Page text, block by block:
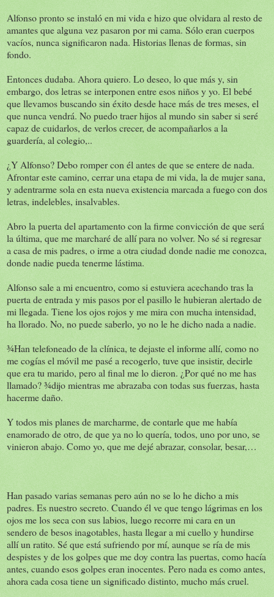
Alfonso pronto se instaló en mi vida e hizo que olvidara al resto de
amantes que alguna vez pasaron por mi cama. Sólo eran cuerpos
vacíos, nunca significaron nada. Historias llenas de formas, sin
fondo.
Entonces dudaba. Ahora quiero. Lo deseo, lo que más y, sin
embargo, dos letras se interponen entre esos niños y yo. El bebé
que llevamos buscando sin éxito desde hace más de tres meses, el
que nunca vendrá. No puedo traer hijos al mundo sin saber si seré
capaz de cuidarlos, de verlos crecer, de acompañarlos a la
guardería, al colegio,..
¿Y Alfonso? Debo romper con él antes de que se entere de nada.
Afrontar este camino, cerrar una etapa de mi vida, la de mujer sana,
y adentrarme sola en esta nueva existencia marcada a fuego con dos
letras, indelebles, insalvables.
Abro la puerta del apartamento con la firme convicción de que será
la última, que me marcharé de allí para no volver. No sé si regresar
a casa de mis padres, o irme a otra ciudad donde nadie me conozca,
donde nadie pueda tenerme lástima.
Alfonso sale a mi encuentro, como si estuviera acechando tras la
puerta de entrada y mis pasos por el pasillo le hubieran alertado de
mi llegada. Tiene los ojos rojos y me mira con mucha intensidad,
ha llorado. No, no puede saberlo, yo no le he dicho nada a nadie.
¾Han telefoneado de la clínica, te dejaste el informe allí, como no
me cogías el móvil me pasé a recogerlo, tuve que insistir, decirle
que era tu marido, pero al final me lo dieron. ¿Por qué no me has
llamado? ¾dijo mientras me abrazaba con todas sus fuerzas, hasta
hacerme daño.
Y todos mis planes de marcharme, de contarle que me había
enamorado de otro, de que ya no lo quería, todos, uno por uno, se
vinieron abajo. Como yo, que me dejé abrazar, consolar, besar,…
Han pasado varias semanas pero aún no se lo he dicho a mis
padres. Es nuestro secreto. Cuando él ve que tengo lágrimas en los
ojos me los seca con sus labios, luego recorre mi cara en un
sendero de besos inagotables, hasta llegar a mi cuello y hundirse
allí un ratito. Sé que está sufriendo por mí, aunque se ría de mis
despistes y de los golpes que me doy contra las puertas, como hacía
antes, cuando esos golpes eran inocentes. Pero nada es como antes,
ahora cada cosa tiene un significado distinto, mucho más cruel.